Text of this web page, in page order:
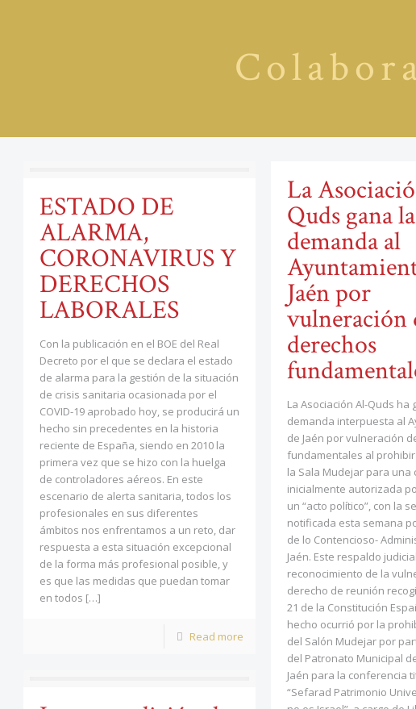
ESTADO DE
ALARMA,
CORONAVIRUS Y
DERECHOS
LABORALES
Con la publicación en el BOE del Real
Decreto por el que se declara el estado
de alarma para la gestión de la situación
de crisis sanitaria ocasionada por el
COVID-19 aprobado hoy, se producirá un
hecho sin precedentes en la historia
reciente de España, siendo en 2010 la
primera vez que se hizo con la huelga
de controladores aéreos. En este
escenario de alerta sanitaria, todos los
profesionales en sus diferentes
ámbitos nos enfrentamos a un reto, dar
respuesta a esta situación excepcional
de la forma más profesional posible, y
es que las medidas que puedan tomar
en todos […]
Read more
La
Quds gana la
demanda al
Jaén por
vulneración
derechos
La Asociación Al-Quds ha
demanda interpuesta al
de Jaén por vulneración
fundamentales al
la Sala Mudejar para una
inicialmente autorizada
un “acto político”, con la
notificada esta semana
de lo Contencioso-
Jaén. Este respaldo
reconocimiento de la
derecho de reunión
21 de la Constitución
hecho ocurrió por la
del Salón Mudejar por
del Patronato Municipal
Jaén para la conferencia
“Sefarad Patrimonio